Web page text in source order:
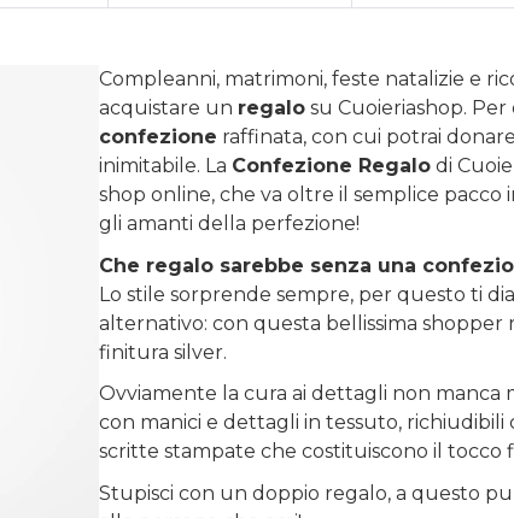
Compleanni, matrimoni, feste natalizie e
acquistare un regalo su Cuoieriashop.
confezione raffinata, con cui potrai
inimitabile. La Confezione Regalo di
shop online, che va oltre il semplice
gli amanti della perfezione!
Che regalo sarebbe senza una
Lo stile sorprende sempre, per questo ti
alternativo: con questa bellissima
finitura silver.
Ovviamente la cura ai dettagli non manca
con manici e dettagli in tessuto,
scritte stampate che costituiscono il tocco
Stupisci con un doppio regalo, a questo